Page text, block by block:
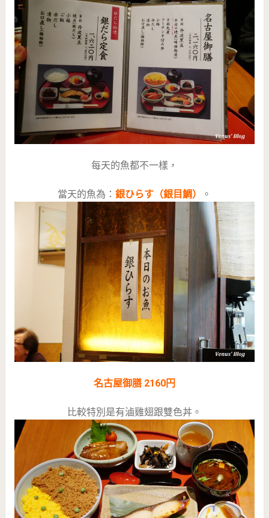
每天的魚都不一樣，
當天的魚為： 銀ひらす（銀目鯛） 。
名古屋御膳 2160円
比較特別是有滷雞翅跟雙色丼。